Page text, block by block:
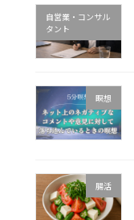
自営業・コンサル
タント
瞑想
腸活